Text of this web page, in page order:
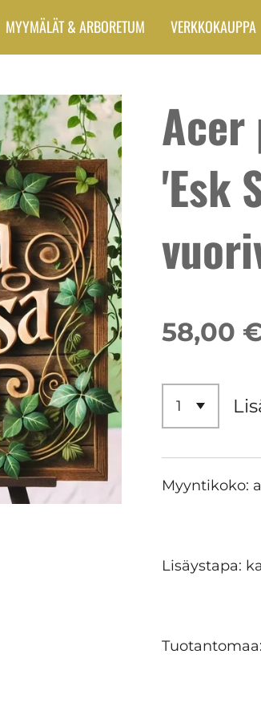
MYYMÄLÄT & ARBORETUM VERKKOKAUPPA
Acer
'Esk
58,00
Myyntikoko:
Lisäystapa: